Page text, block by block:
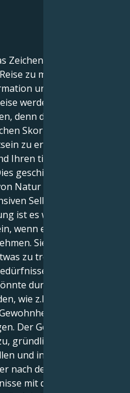
Zeichen Skorpion
zu mehr
und persönlicher
werden Sie mehr
denn die Sonne
Skorpion. Das zwingt
zu erforschen, sich
Ihren tiefsten
geschieht, weil Sie
Natur aus intensiver
Selbstbeobachtung
ist es wichtig,
wenn es darum geht,
Sie sollten in
zu trennen, wenn Sie
nicht mehr
durch eine Vielzahl
wie z.B. giftige
und
Der Geist des
gründlichere
und in allen Bereichen
nach der Wahrheit zu
mit der Ausdauer